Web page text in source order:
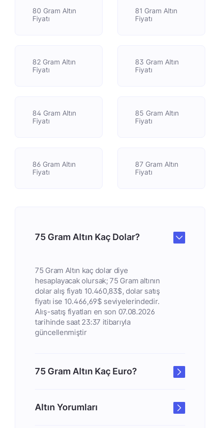
80 Gram Altın
Fiyatı
81 Gram Altın
Fiyatı
82 Gram Altın
Fiyatı
83 Gram Altın
Fiyatı
84 Gram Altın
Fiyatı
85 Gram Altın
Fiyatı
86 Gram Altın
Fiyatı
87 Gram Altın
Fiyatı
75 Gram Altın Kaç Dolar?
75 Gram Altın kaç dolar diye
hesaplayacak olursak; 75 Gram altının
dolar alış fiyatı 10.460,83$, dolar satış
fiyatı ise 10.466,69$ seviyelerindedir.
Alış-satış fiyatları en son 07.08.2026
tarihinde saat 23:37 itibarıyla
güncellenmiştir
75 Gram Altın Kaç Euro?
Altın Yorumları